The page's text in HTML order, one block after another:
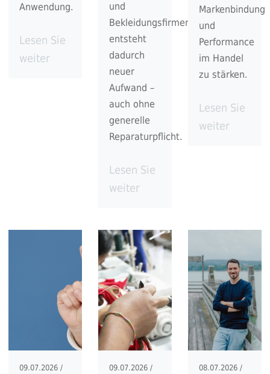
Anwendung.
Lesen Sie
weiter
und
Bekleidungsfirmen
entsteht
dadurch
neuer
Aufwand –
auch ohne
generelle
Reparaturpflicht.
Lesen Sie
weiter
Markenbindung
und
Performance
im Handel
zu stärken.
Lesen Sie
weiter
09.07.2026 / 09.07.2026 / 08.07.2026 /